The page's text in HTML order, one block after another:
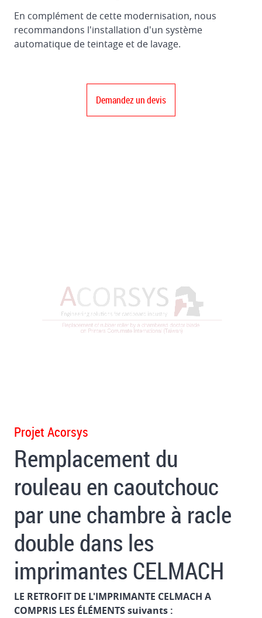
En complément de cette modernisation, nous
recommandons l'installation d'un système
automatique de teintage et de lavage.
Demandez un devis
Projet Acorsys
Remplacement du
rouleau en caoutchouc
par une chambre à racle
double dans les
imprimantes CELMACH
LE RETROFIT DE L'IMPRIMANTE CELMACH A
COMPRIS LES ÉLÉMENTS suivants :